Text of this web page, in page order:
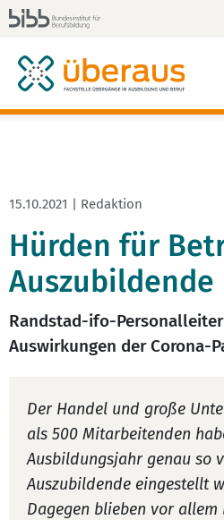
15.10.2021 | Redaktion
Hürden für
Auszubildende
Randstad-ifo-
Auswirkungen der Corona-
Der Handel und große
als 500 Mitarbeitenden
Ausbildungsjahr genau so
Auszubildende eingestellt
Dagegen blieben vor allem